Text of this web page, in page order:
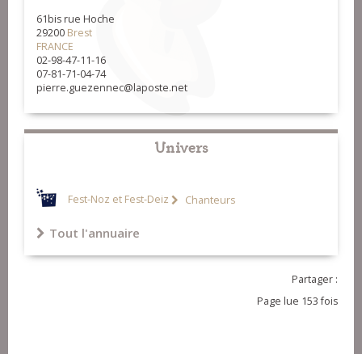
61bis rue Hoche
29200 Brest
FRANCE
02-98-47-11-16
07-81-71-04-74
pierre.guezennec@laposte.net
Univers
Fest-Noz et Fest-Deiz Chanteurs
Tout l'annuaire
Partager :
Page lue 153 fois